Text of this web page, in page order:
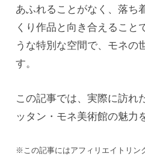
あふれることがなく、落ち
くり作品と向き合えること
うな特別な空間で、モネの
す。
この記事では、実際に訪れ
ッタン・モネ美術館の魅力
※この記事にはアフィリエイトリン